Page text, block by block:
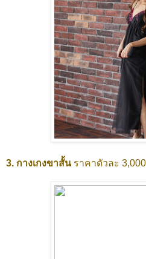
3. กางเกงขาสั้น ราคาตัวละ